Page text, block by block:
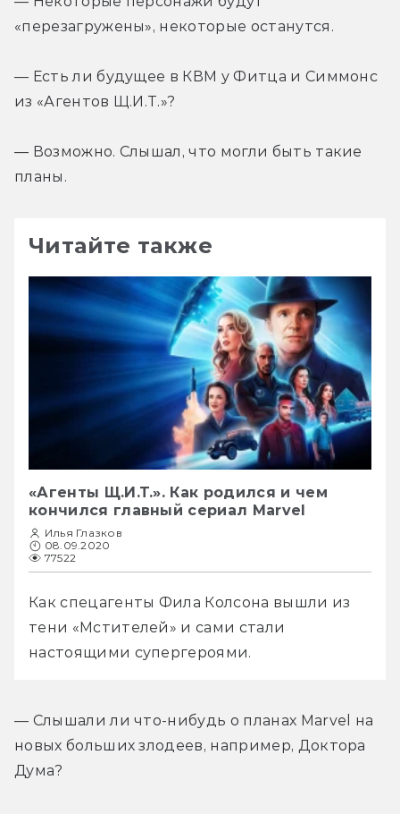
«перезагружены», некоторые останутся.
— Есть ли будущее в КВМ у Фитца и Симмонс
из «Агентов Щ.И.Т.»?
— Возможно. Слышал, что могли быть такие
планы.
Читайте также
«Агенты Щ.И.Т.». Как родился и чем
кончился главный сериал Marvel
Илья Глазков
08.09.2020
77522
Как спецагенты Фила Колсона вышли из
тени «Мстителей» и сами стали
настоящими супергероями.
— Слышали ли что-нибудь о планах Marvel на
новых больших злодеев, например, Доктора
Дума?